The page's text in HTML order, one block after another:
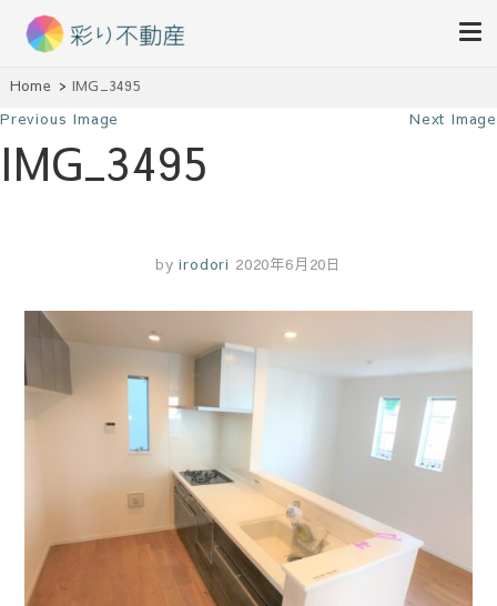
彩り不動産
Home IMG_3495
Previous Image Next Image
IMG_3495
by irodori 2020年6月20日